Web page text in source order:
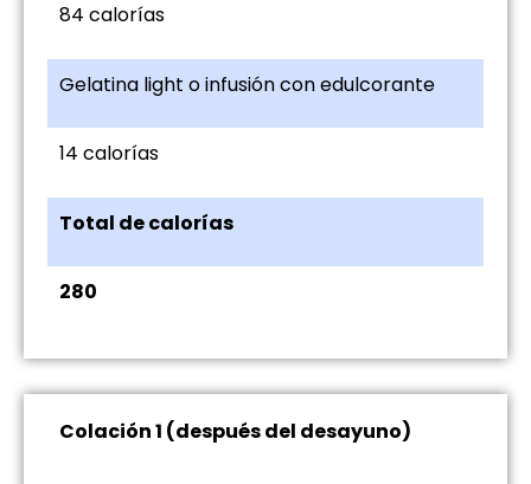
84 calorías
Gelatina light o infusión con edulcorante
14 calorías
Total de calorías
280
Colación 1 (después del desayuno)